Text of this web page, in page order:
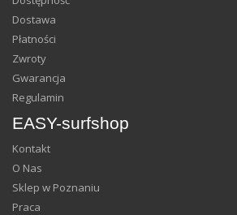
Dostawa
Płatności
Zwroty
Gwarancja
Regulamin
EASY-surfshop
Kontakt
O Nas
Sklep w Poznaniu
Praca